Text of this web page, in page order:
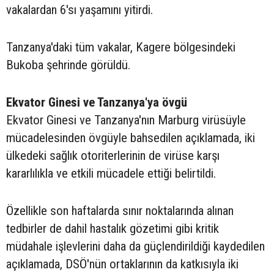
vakalardan 6'sı yaşamını yitirdi.
Tanzanya'daki tüm vakalar, Kagere bölgesindeki
Bukoba şehrinde görüldü.
Ekvator Ginesi ve Tanzanya'ya övgü
Ekvator Ginesi ve Tanzanya'nın Marburg virüsüyle
mücadelesinden övgüyle bahsedilen açıklamada, iki
ülkedeki sağlık otoriterlerinin de virüse karşı
kararlılıkla ve etkili mücadele ettiği belirtildi.
Özellikle son haftalarda sınır noktalarında alınan
tedbirler de dahil hastalık gözetimi gibi kritik
müdahale işlevlerini daha da güçlendirildiği kaydedilen
açıklamada, DSÖ'nün ortaklarının da katkısıyla iki